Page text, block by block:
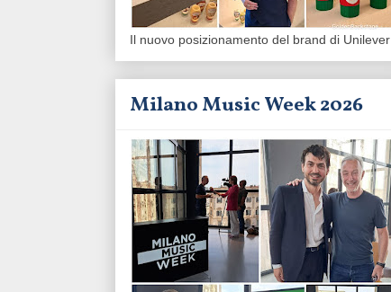
Il nuovo posizionamento del brand di Unilever
Milano Music Week 2026